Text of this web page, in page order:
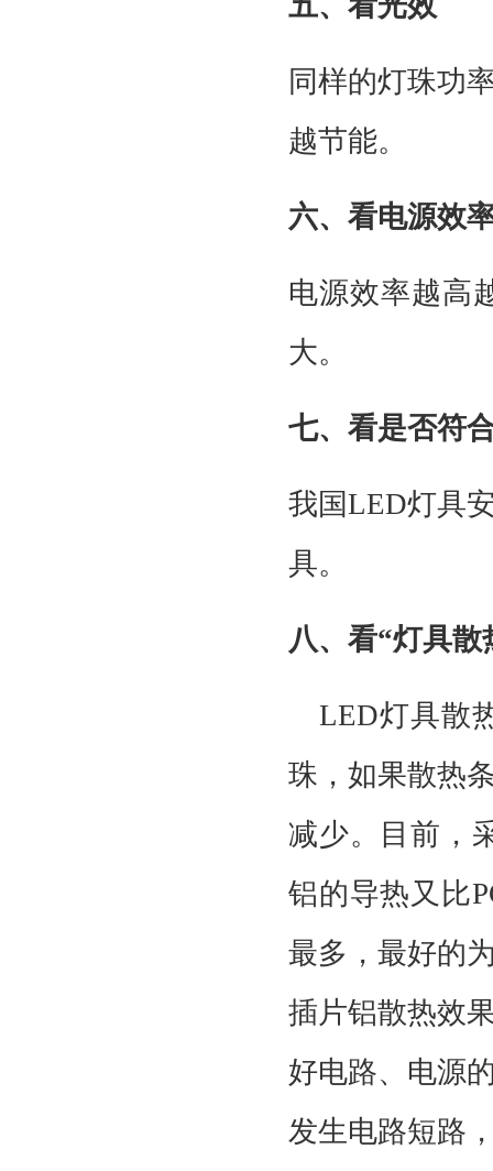
同样的灯珠功
越节能。
六、看电源效
电源效率越高
大。
七、看是否符
我国LED灯具
具。
八、看“灯具散
LED灯具散
珠，如果散热
减少。目前，
铝的导热又比
最多，最好的
插片铝散热效
好电路、电源
发生电路短路